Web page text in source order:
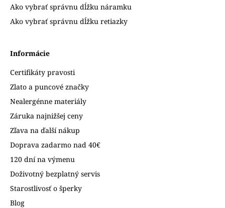
Ako vybrať správnu dĺžku náramku
Ako vybrať správnu dĺžku retiazky
Informácie
Certifikáty pravosti
Zlato a puncové značky
Nealergénne materiály
Záruka najnižšej ceny
Zľava na ďalší nákup
Doprava zadarmo nad 40€
120 dní na výmenu
Doživotný bezplatný servis
Starostlivosť o šperky
Blog